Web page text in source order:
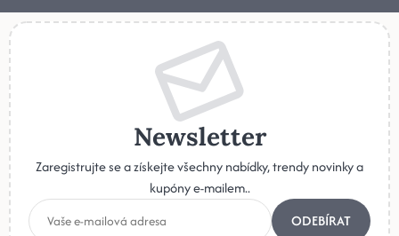
Newsletter
Zaregistrujte se a získejte všechny nabídky, trendy novinky a
kupóny e-mailem..
ODEBÍRAT